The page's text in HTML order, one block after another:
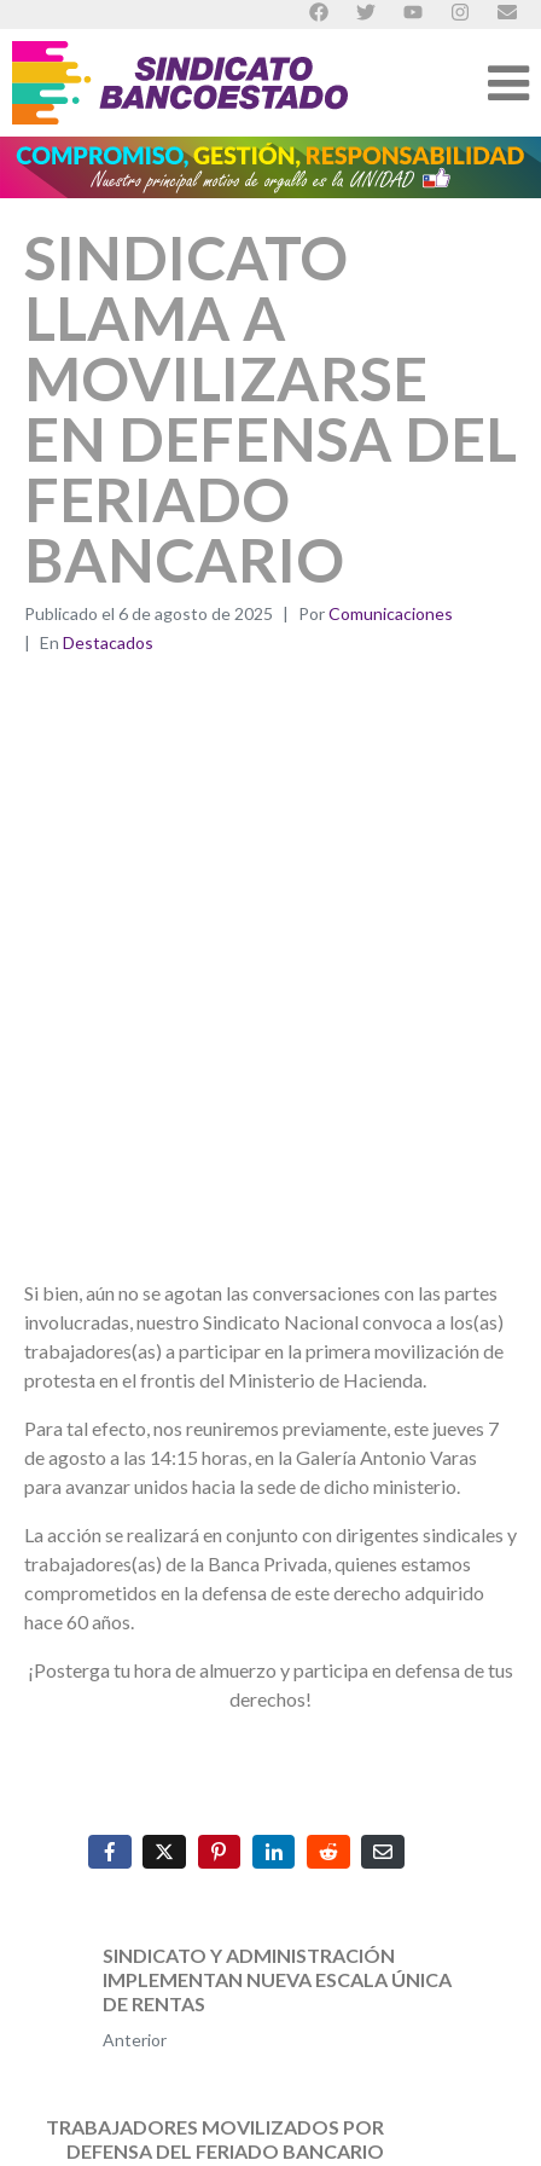
SINDICATO
LLAMA A
MOVILIZARSE
EN DEFENSA DEL
FERIADO
BANCARIO
Publicado el 6 de agosto de 2025 PorComunicaciones
En Destacados
Si bien, aún no se agotan las conversaciones con las partes
involucradas, nuestro Sindicato Nacional convoca a los(as)
trabajadores(as) a participar en la primera movilización de
protesta en el frontis del Ministerio de Hacienda.
Para tal efecto, nos reuniremos previamente, este jueves 7
de agosto a las 14:15 horas, en la Galería Antonio Varas
para avanzar unidos hacia la sede de dicho ministerio.
La acción se realizará en conjunto con dirigentes sindicales y
trabajadores(as) de la Banca Privada, quienes estamos
comprometidos en la defensa de este derecho adquirido
hace 60 años.
¡Posterga tu hora de almuerzo y participa en defensa de tus
derechos!
SINDICATO Y ADMINISTRACIÓN
IMPLEMENTAN NUEVA ESCALA ÚNICA
DE RENTAS
Anterior
TRABAJADORES MOVILIZADOS POR
DEFENSA DEL FERIADO BANCARIO